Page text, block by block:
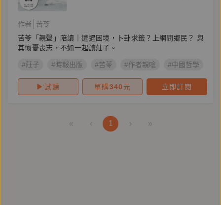
作者
苦苓
苦苓「親聲」陪讀｜遭遇困境，卜卦求籤？上網問鄉民？ 與
其懷憂喪志，不如一起讀莊子。
#莊子 #時報出版 #苦苓 #作者親唸 #中國哲學
試聽 單購340 元 立即訂閱
« ‹ 1 › »